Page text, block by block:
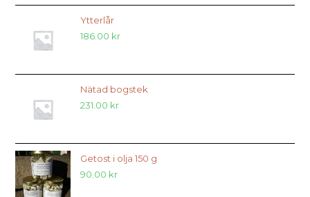
Ytterlår
186.00 kr
Nätad bogstek
231.00 kr
Getost i olja 150 g
90.00 kr